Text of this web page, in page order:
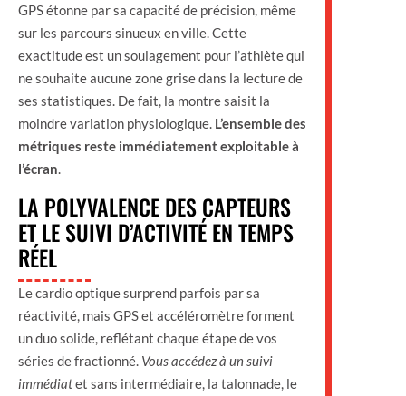
GPS étonne par sa capacité de précision, même
sur les parcours sinueux en ville. Cette
exactitude est un soulagement pour l’athlète qui
ne souhaite aucune zone grise dans la lecture de
ses statistiques. De fait, la montre saisit la
moindre variation physiologique. L’ensemble des
métriques reste immédiatement exploitable à
l’écran
LA POLYVALENCE DES CAPTEURS
ET LE SUIVI D’ACTIVITÉ EN TEMPS
RÉEL
Le cardio optique surprend parfois par sa
réactivité, mais GPS et accéléromètre forment
un duo solide, reflétant chaque étape de vos
séries de fractionné. Vous accédez à un suivi
immédiatet sans intermédiaire, la talonnade, le